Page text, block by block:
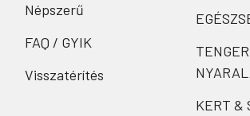
Népszerű
FAQ / GYIK
Visszatérítés
KERT &